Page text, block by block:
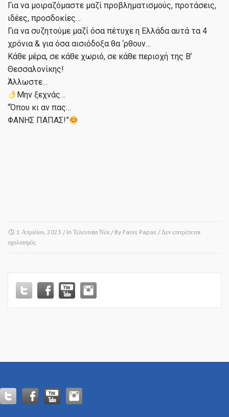
Για να μοιραζόμαστε μαζί προβληματισμούς, προτάσεις,
ιδέες, προσδοκίες…
Για να συζητούμε μαζί όσα πέτυχε η Ελλάδα αυτά τα 4
χρόνια & για όσα αισιόδοξα θα ‘ρθουν…
Κάθε μέρα, σε κάθε χωριό, σε κάθε περιοχή της Β’
Θεσσαλονίκης!
Άλλωστε…
Μην ξεχνάς…
“Όπου κι αν πας…
ΦΑΝΗΣ ΠΑΠΑΣ!”
1 Απριλίου, 2023 / In Τελευταία Νέα / By Fanis Papas /Δεν επιτρέπεται
σχολιασμόςστο
ΛΑΓΚΑΔΑ
–
ΚΡΙΘΙΑ